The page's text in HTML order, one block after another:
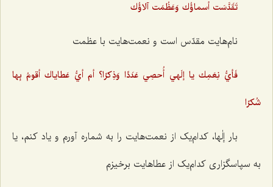
تَقَدَّسَت أسماؤُك وَعَظُمَت آلاؤُك
نام‌هایت مقدّس است و نعمت‌هایت با عظمت
فَأيُّ نِعَمِك يا إلَهي أُحصِي عَدَدًا وَذِكرًا؟ أم أيُّ عَطاياك أقومُ بِها
شُكرًا
بار إلٰها، کدام‌یک از نعمت‌هایت را به شماره آورم و یاد کنم، یا
به سپاسگزاری کدام‌یک از عطاهایت برخیزم